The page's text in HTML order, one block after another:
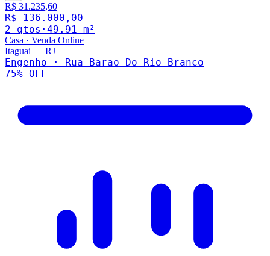
R$ 31.235,60
R$ 136.000,00
2 qtos · 49.91 m²
Casa · Venda Online
Itaguai — RJ
Engenho · Rua Barao Do Rio Branco
75% OFF